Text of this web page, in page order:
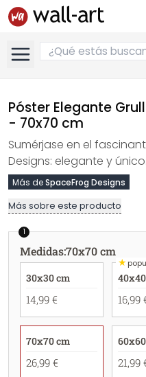
Póster Elegante
- 70x70 cm
Sumérjase en el
Designs: elegante y único.
Más deSpaceFrog Designs
Más sobre este producto
1
Medidas:70x70 cm
30x30 cm
14,99 €
★
16,99
70x70 cm
26,99 € 21,99